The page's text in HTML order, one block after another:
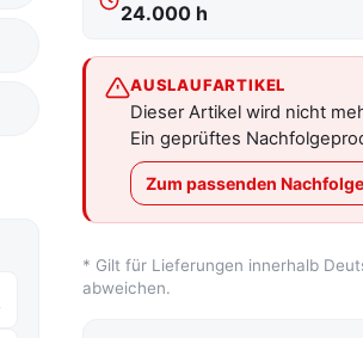
24.000 h
AUSLAUFARTIKEL
Dieser Artikel wird nicht
Ein geprüftes
Zum passenden
* Gilt für Lieferungen innerhalb
abweichen.